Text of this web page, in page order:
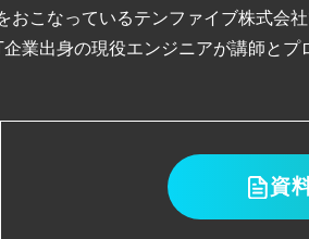
こなっているテンファイブ株式会
業出身の現役エンジニアが講師とプ
資